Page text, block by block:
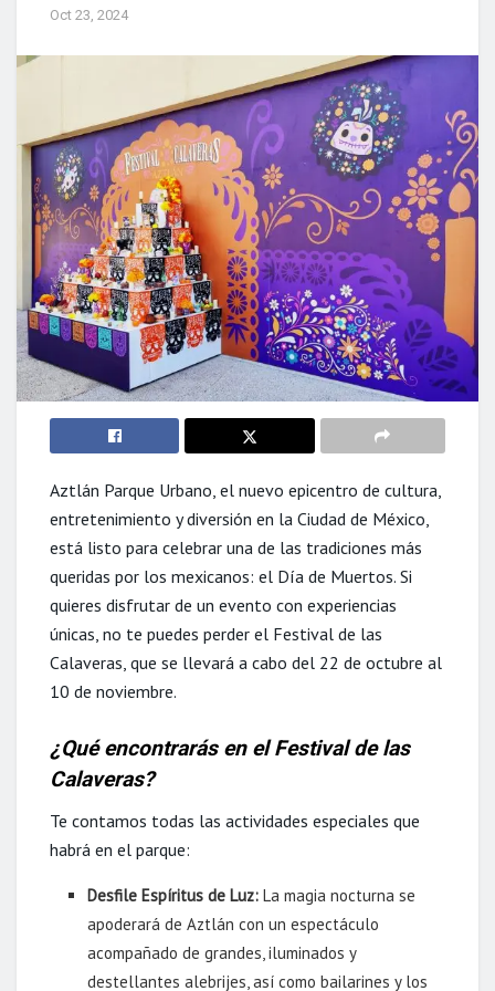
Oct 23, 2024
Aztlán Parque Urbano, el nuevo epicentro de cultura,
entretenimiento y diversión en la Ciudad de México,
está listo para celebrar una de las tradiciones más
queridas por los mexicanos: el Día de Muertos. Si
quieres disfrutar de un evento con experiencias
únicas, no te puedes perder el Festival de las
Calaveras, que se llevará a cabo del 22 de octubre al
10 de noviembre.
¿Qué encontrarás en el Festival de las
Calaveras?
Te contamos todas las actividades especiales que
habrá en el parque:
Desfile Espíritus de Luz:La magia nocturna se
apoderará de Aztlán con un espectáculo
acompañado de grandes, iluminados y
destellantes alebrijes, así como bailarines y los